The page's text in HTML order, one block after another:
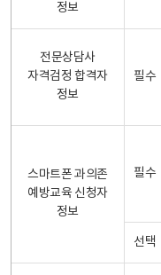
정보
전문상담사
자격검정 합격자
정보
필수
스마트폰 과의존
예방교육 신청자
정보
필수
선택